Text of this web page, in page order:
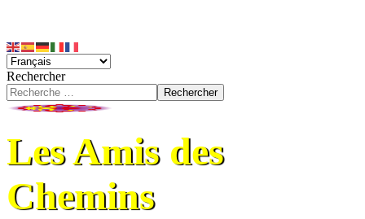
Rechercher
Rechercher
Les Amis des
Chemins